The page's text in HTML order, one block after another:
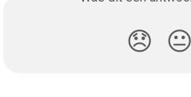
😞 😐